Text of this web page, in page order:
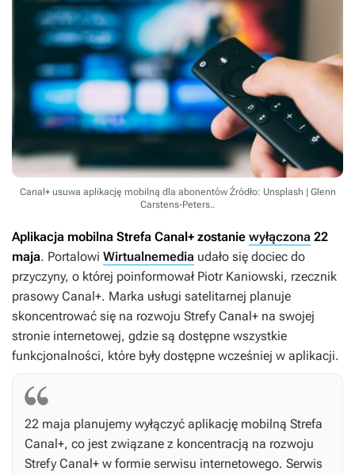
Canal+ usuwa aplikację mobilną dla abonentów Źródło: Unsplash | Glenn
Carstens-Peters..
Aplikacja mobilna Strefa Canal+ zostanie wyłączona 22
maja. Portalowi Wirtualnemedia udało się dociec do
przyczyny, o której poinformował Piotr Kaniowski, rzecznik
prasowy Canal+. Marka usługi satelitarnej planuje
skoncentrować się na rozwoju Strefy Canal+ na swojej
stronie internetowej, gdzie są dostępne wszystkie
funkcjonalności, które były dostępne wcześniej w aplikacji.
22 maja planujemy wyłączyć aplikację mobilną Strefa
Canal+, co jest związane z koncentracją na rozwoju
Strefy Canal+ w formie serwisu internetowego. Serwis